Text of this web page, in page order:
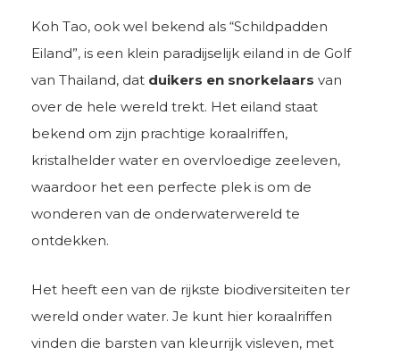
Koh Tao, ook wel bekend als “Schildpadden
Eiland”, is een klein paradijselijk eiland in de Golf
van Thailand, dat duikers en snorkelaars van
over de hele wereld trekt. Het eiland staat
bekend om zijn prachtige koraalriffen,
kristalhelder water en overvloedige zeeleven,
waardoor het een perfecte plek is om de
wonderen van de onderwaterwereld te
ontdekken.
Het heeft een van de rijkste biodiversiteiten ter
wereld onder water. Je kunt hier koraalriffen
vinden die barsten van kleurrijk visleven, met